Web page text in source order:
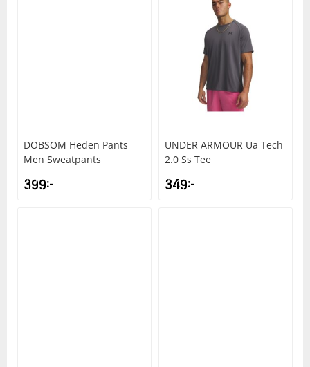
DOBSOM Heden Pants
Men Sweatpants
399kr
UNDER ARMOUR Ua Tech
2.0 Ss Tee
349kr